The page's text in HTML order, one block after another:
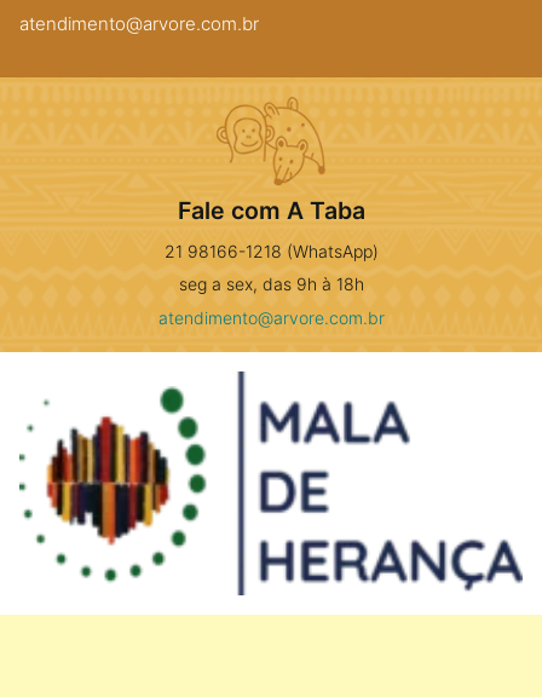
atendimento@arvore.com.br
Fale com A Taba
21 98166-1218 (WhatsApp)
seg a sex, das 9h à 18h
atendimento@arvore.com.br